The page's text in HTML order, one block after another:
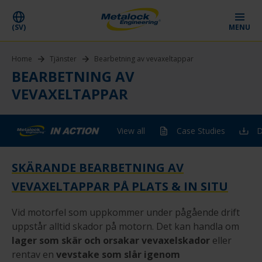
(SV) MENU
Home Tjänster Bearbetning av vevaxeltappar
BEARBETNING AV
VEVAXELTAPPAR
View all Case Studies
SKÄRANDE BEARBETNING AV
VEVAXELTAPPAR PÅ PLATS & IN SITU
Vid motorfel som uppkommer under pågående drift
uppstår alltid skador på motorn. Det kan handla om
lager som skär och orsakar vevaxelskador eller
rentav en vevstake som slår igenom